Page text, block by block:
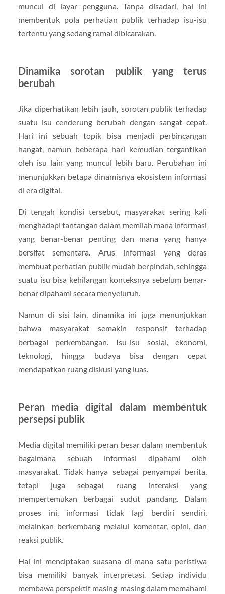
muncul di layar pengguna. Tanpa disadari, hal ini
membentuk pola perhatian publik terhadap isu-isu
tertentu yang sedang ramai dibicarakan.
Dinamika sorotan publik yang terus
berubah
Jika diperhatikan lebih jauh, sorotan publik terhadap
suatu isu cenderung berubah dengan sangat cepat.
Hari ini sebuah topik bisa menjadi perbincangan
hangat, namun beberapa hari kemudian tergantikan
oleh isu lain yang muncul lebih baru. Perubahan ini
menunjukkan betapa dinamisnya ekosistem informasi
di era digital.
Di tengah kondisi tersebut, masyarakat sering kali
menghadapi tantangan dalam memilah mana informasi
yang benar-benar penting dan mana yang hanya
bersifat sementara. Arus informasi yang deras
membuat perhatian publik mudah berpindah, sehingga
suatu isu bisa kehilangan konteksnya sebelum benar-
benar dipahami secara menyeluruh.
Namun di sisi lain, dinamika ini juga menunjukkan
bahwa masyarakat semakin responsif terhadap
berbagai perkembangan. Isu-isu sosial, ekonomi,
teknologi, hingga budaya bisa dengan cepat
mendapatkan ruang diskusi yang luas.
Peran media digital dalam membentuk
persepsi publik
Media digital memiliki peran besar dalam membentuk
bagaimana sebuah informasi dipahami oleh
masyarakat. Tidak hanya sebagai penyampai berita,
tetapi juga sebagai ruang interaksi yang
mempertemukan berbagai sudut pandang. Dalam
proses ini, informasi tidak lagi berdiri sendiri,
melainkan berkembang melalui komentar, opini, dan
reaksi publik.
Hal ini menciptakan suasana di mana satu peristiwa
bisa memiliki banyak interpretasi. Setiap individu
membawa perspektif masing-masing dalam memahami